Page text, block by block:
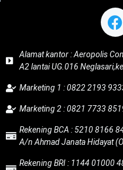
Alamat kantor : Aeropolis
A2 lantai UG.016
Marketing 1 : 0822 2193
Marketing 2 : 0821 7733
Rekening BCA : 5210 8166
A/n Ahmad Janata Hidayat
Rekening BRI : 1144 01000